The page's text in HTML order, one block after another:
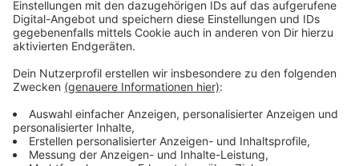
Wir benötigen Ihre
Zustimmung, um den YouTube
Video-Service zu laden!
Drittanbieters, um Videoinhalte
einzubetten. Dieser Service kann
Daten zu Ihren Aktivitäten